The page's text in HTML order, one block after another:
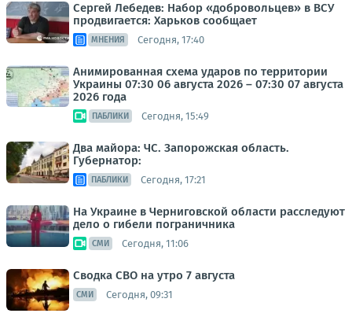
Сергей Лебедев: Набор «добровольцев» в ВСУ
продвигается: Харьков сообщает
МНЕНИЯ Сегодня, 17:40
Анимированная схема ударов по территории
Украины 07:30 06 августа 2026 – 07:30 07 августа
2026 года
ПАБЛИКИ Сегодня, 15:49
Два майора: ЧС. Запорожская область.
Губернатор:
ПАБЛИКИ Сегодня, 17:21
На Украине в Черниговской области расследуют
дело о гибели пограничника
СМИ Сегодня, 11:06
Сводка СВО на утро 7 августа
СМИ Сегодня, 09:31